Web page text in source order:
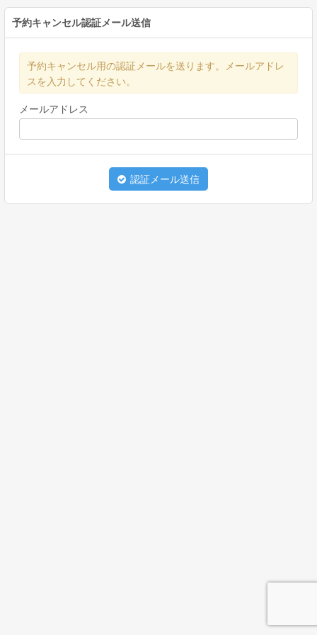
予約キャンセル認証メール送信
予約キャンセル用の認証メールを送ります。メールアドレ
スを入力してください。
メールアドレス
認証メール送信